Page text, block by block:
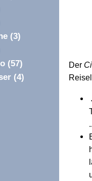
(3)
(57)
(4)
Der